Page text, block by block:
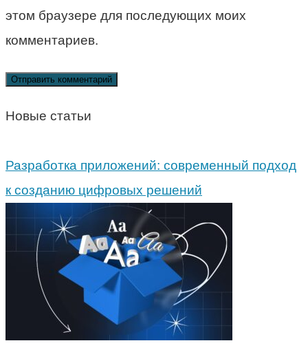
этом браузере для последующих моих
комментариев.
Новые статьи
Разработка приложений: современный подход
к созданию цифровых решений